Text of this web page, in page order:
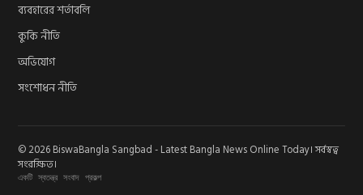
ব্যবহারের শর্তাবলি
কুকি নীতি
অভিযোগ
সংশোধন নীতি
© 2026 BiswaBangla Sangbad - Latest Bangla News Online Today। সর্বস্বত্ব
সংরক্ষিত।
একটি স্বতন্ত্র সংবাদ প্রকল্প